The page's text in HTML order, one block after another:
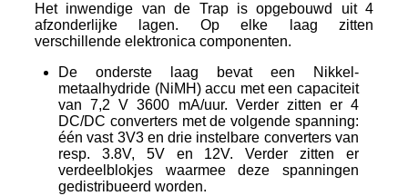
Het inwendige van de Trap is opgebouwd uit 4
afzonderlijke lagen. Op elke laag zitten
verschillende elektronica componenten.
De onderste laag bevat een Nikkel-
metaalhydride (NiMH) accu met een capaciteit
van 7,2 V 3600 mA/uur. Verder zitten er 4
DC/DC converters met de volgende spanning:
één vast 3V3 en drie instelbare converters van
resp. 3.8V, 5V en 12V. Verder zitten er
verdeelblokjes waarmee deze spanningen
gedistribueerd worden.